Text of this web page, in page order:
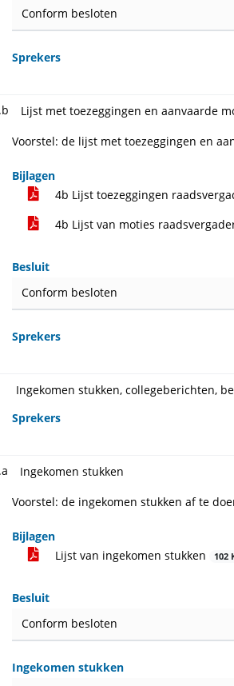
Conform besloten
Sprekers
Lijst met toezeggingen en aanvaarde
Voorstel: de lijst met toezeggingen en
Bijlagen
4b Lijst toezeggingen
4b Lijst van moties
Besluit
Conform besloten
Sprekers
Ingekomen stukken, collegeberichten,
Sprekers
Ingekomen stukken
Voorstel: de ingekomen stukken af te
Bijlagen
Lijst van ingekomen stukken
102
Besluit
Conform besloten
Ingekomen stukken